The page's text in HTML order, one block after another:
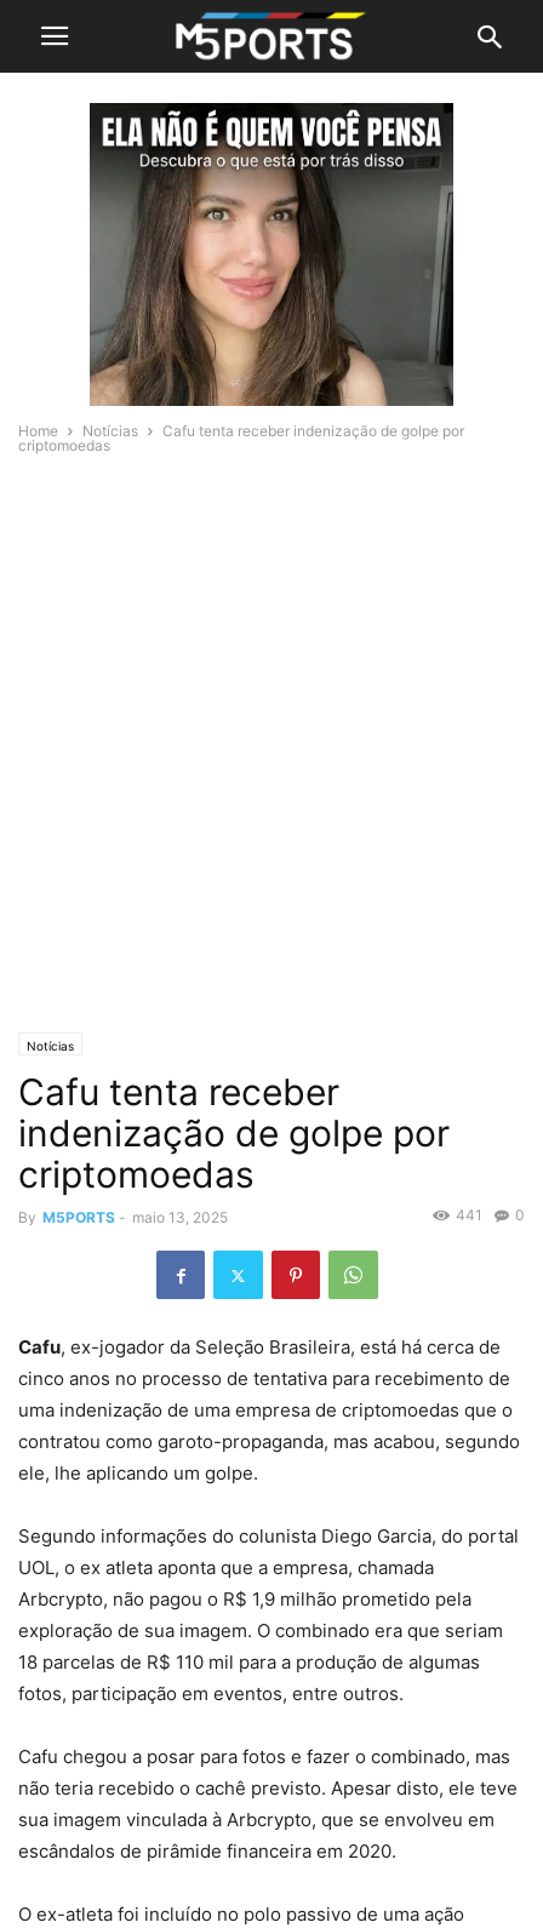
Home Notícias
Cafu tenta receber indenização de golpe por
criptomoedas
Notícias
Cafu tenta receber
indenização de golpe por
criptomoedas
By M5PORTS - maio 13, 2025 0
441
Cafu, ex-jogador da Seleção Brasileira, está há cerca de
cinco anos no processo de tentativa para recebimento de
uma indenização de uma empresa de criptomoedas que o
contratou como garoto-propaganda, mas acabou, segundo
ele, lhe aplicando um golpe.
Segundo informações do colunista Diego Garcia, do portal
UOL, o ex atleta aponta que a empresa, chamada
Arbcrypto, não pagou o R$ 1,9 milhão prometido pela
exploração de sua imagem. O combinado era que seriam
18 parcelas de R$ 110 mil para a produção de algumas
fotos, participação em eventos, entre outros.
Cafu chegou a posar para fotos e fazer o combinado, mas
não teria recebido o cachê previsto. Apesar disto, ele teve
sua imagem vinculada à Arbcrypto, que se envolveu em
escândalos de pirâmide financeira em 2020.
O ex-atleta foi incluído no polo passivo de uma ação